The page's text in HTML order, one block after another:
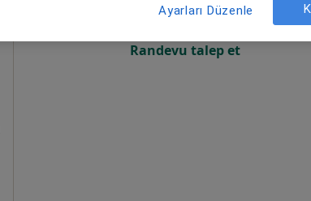
Online randevu erişime kapalı
Randevu talep et
Ayarları Düzenle